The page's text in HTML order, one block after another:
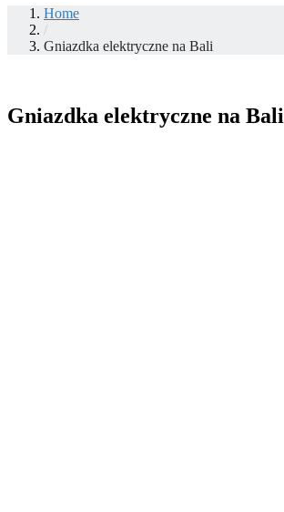
Home
/
Gniazdka elektryczne na Bali
Gniazdka elektryczne na Bali